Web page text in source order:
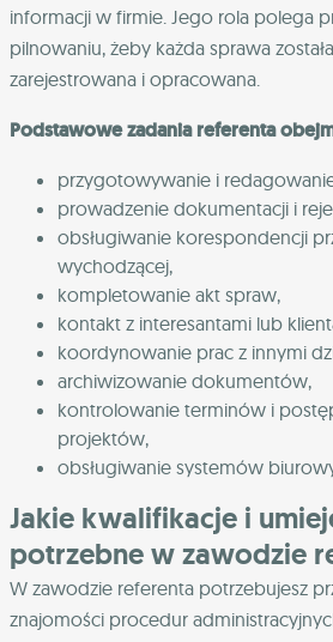
informacji w firmie. Jego rola polega
pilnowaniu, żeby każda sprawa
zarejestrowana i opracowana.
Podstawowe zadania referenta
przygotowywanie i
prowadzenie dokumentacji i
obsługiwanie korespondencji
wychodzącej,
kompletowanie akt spraw,
kontakt z interesantami lub
koordynowanie prac z innymi
archiwizowanie dokumentów,
kontrolowanie terminów i
projektów,
obsługiwanie systemów
Jakie kwalifikacje i
potrzebne w zawodzie
W zawodzie referenta potrzebujesz
znajomości procedur